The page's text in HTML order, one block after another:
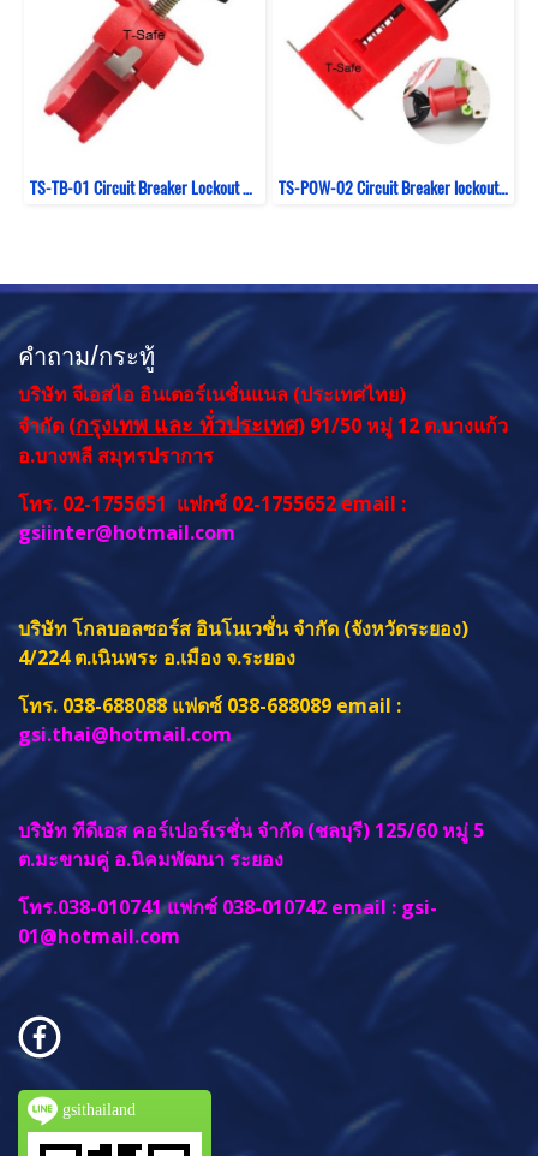
TS-TB-01 Circuit Breaker Lockout ยี่ห้อ T-Safe model Tie Bar Lockout TS-POW-02 Circuit Breaker lockout ยี่ห้อ T-Safe Model Pin Out Wide
คำถาม/กระทู้
บริษัท จีเอสไอ อินเตอร์เนชั่นแนล (ประเทศไทย)
จำกัด (กรุงเทพ และ ทั่วประเทศ) 91/50 หมู่ 12 ต.บางแก้ว
อ.บางพลี สมุทรปราการ
โทร. 02-1755651 แฟกซ์ 02-1755652 email :
gsiinter@hotmail.com
บริษัท โกลบอลซอร์ส อินโนเวชั่น จำกัด (จังหวัดระยอง)
4/224 ต.เนินพระ อ.เมือง จ.ระยอง
โทร. 038-688088 แฟดซ์ 038-688089 email :
gsi.thai@hotmail.com
บริษัท ทีดีเอส คอร์เปอร์เรชั่น จำกัด (ชลบุรี) 125/60 หมู่ 5
ต.มะขามคู่ อ.นิคมพัฒนา ระยอง
โทร.038-010741 แฟกซ์ 038-010742 email : gsi-
01@hotmail.com
gsithailand